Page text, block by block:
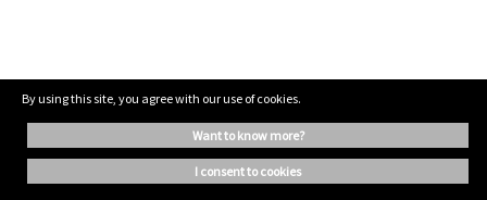
By using this site, you agree with our use of cookies.
want to know more?
i consent to cookies